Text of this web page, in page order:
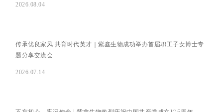
2026.08.04
传承优良家风 共育时代英才｜紫鑫生物成功举办首届职工子女博士专
题分享交流会
2026.07.14